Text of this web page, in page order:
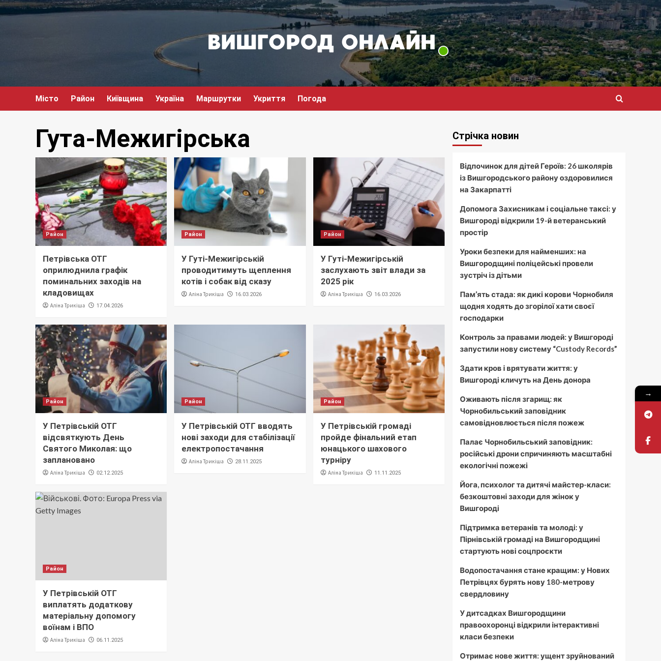
Перейти
до
Місто Район Київщина Україна Маршрутки Укриття Погода
Гута-Межигірська
Район
Петрівська ОТГ
оприлюднила графік
поминальних заходів на
кладовищах
Аліна Трикіша 17.04.2026
Район
У Гуті-Межигірській
проводитимуть щеплення
котів і собак від сказу
Аліна Трикіша 16.03.2026
Район
У Гуті-Межигірській
заслухають звіт влади за
2025 рік
Аліна Трикіша 16.03.2026
Район
У Петрівській ОТГ
відсвяткують День
Святого Миколая: що
заплановано
Аліна Трикіша 02.12.2025
Район
У Петрівській ОТГ вводять
нові заходи для стабілізації
електропостачання
Аліна Трикіша 28.11.2025
Район
У Петрівській громаді
пройде фінальний етап
юнацького шахового
турніру
Аліна Трикіша 11.11.2025
Район
У Петрівській ОТГ
виплатять додаткову
матеріальну допомогу
воїнам і ВПО
Аліна Трикіша 06.11.2025
Стрічка новин
Відпочинок для дітей Героїв: 26 школярів
із Вишгородського району оздоровилися
на Закарпатті
Допомога Захисникам і соціальне таксі: у
Вишгороді відкрили 19-й ветеранський
простір
Уроки безпеки для найменших: на
Вишгородщині поліцейські провели
зустріч із дітьми
Пам’ять стада: як дикі корови Чорнобиля
щодня ходять до згорілої хати своєї
господарки
Контроль за правами людей: у Вишгороді
запустили нову систему “Custody Records”
Здати кров і врятувати життя: у
Вишгороді кличуть на День донора
Оживають після згарищ: як
Чорнобильський заповідник
самовідновлюється після пожеж
Палає Чорнобильський заповідник:
російські дрони спричиняють масштабні
екологічні пожежі
Йога, психолог та дитячі майстер-класи:
безкоштовні заходи для жінок у
Вишгороді
Підтримка ветеранів та молоді: у
Пірнівській громаді на Вишгородщині
стартують нові соцпроєкти
Водопостачання стане кращим: у Нових
Петрівцях бурять нову 180-метрову
свердловину
У дитсадках Вишгородщини
правоохоронці відкрили інтерактивні
класи безпеки
Отримає нове життя: ущент зруйнований
→